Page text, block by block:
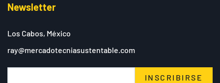
Newsletter
Los Cabos, México
ray@mercadotecniasustentable.com
INSCRIBIRSE